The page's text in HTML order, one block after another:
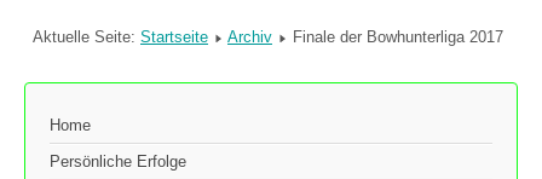
Aktuelle Seite: Startseite Archiv Finale der Bowhunterliga 2017
Home
Persönliche Erfolge